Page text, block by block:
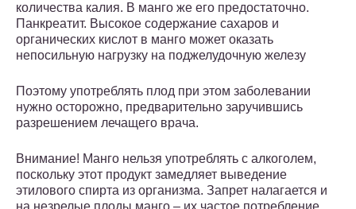
количества калия. В манго же его предостаточно.
Панкреатит. Высокое содержание сахаров и
органических кислот в манго может оказать
непосильную нагрузку на поджелудочную железу
Поэтому употреблять плод при этом заболевании
нужно осторожно, предварительно заручившись
разрешением лечащего врача.
Внимание! Манго нельзя употреблять с алкоголем,
поскольку этот продукт замедляет выведение
этилового спирта из организма. Запрет налагается и